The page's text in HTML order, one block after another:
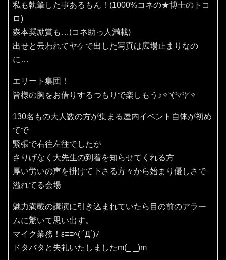
私も執筆した事あるもん！(1000%コネの★博士のトコ
ロ)
森本奨励賞も…(コネ助っ人満載)
出せと云われてヤケで出した写真は広場止まりなの
に…
エリート集団！
皆様の胸をお借りするつもりで楽しもう♪✧⁠◝⁠(⁠⁰⁠▿⁠⁰⁠)⁠◜⁠✧
130名もの大人数の方が集まる屋内イベント自体が初め
てで
緊張で右往左往でしたが
さりげなく大先生の到着を知らせてくれる方
厚い労いの声を掛けて下さる方々から始まり優しさで
溢れてる会場
魅力満載の講演に引き込まれていたら目の前のアラー
ムに驚いて思い出す。
マイク業務！ε≡≡ﾍ( ´Д`)ﾉ
ドタバタと失礼いたしましたm(_ _)m